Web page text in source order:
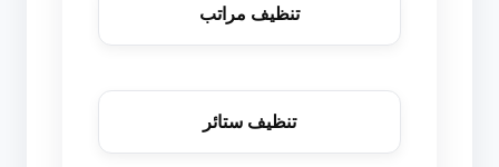
تنظيف مراتب
تنظيف ستائر